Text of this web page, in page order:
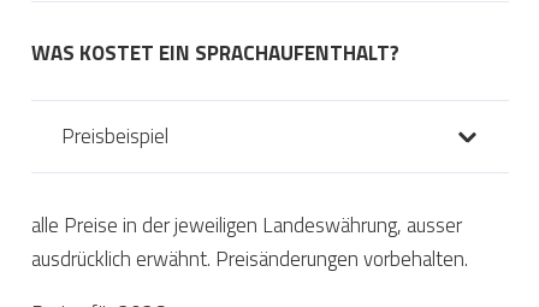
WAS KOSTET EIN SPRACHAUFENTHALT?
Preisbeispiel
alle Preise in der jeweiligen Landeswährung, ausser
ausdrücklich erwähnt. Preisänderungen vorbehalten.